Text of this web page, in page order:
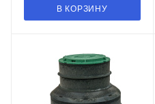
В КОРЗИНУ